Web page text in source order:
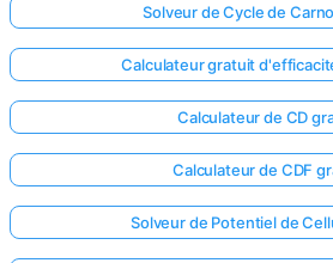
Solveur de Cycle de
Calculateur gratuit
Calculateur de CD
Calculateur de CDF
Solveur de Potentiel de